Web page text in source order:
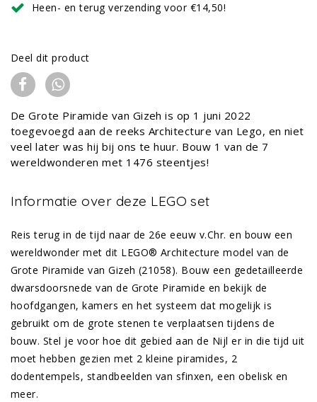
Heen- en terug verzending voor €14,50!
Deel dit product
De Grote Piramide van Gizeh is op 1 juni 2022
toegevoegd aan de reeks Architecture van Lego, en niet
veel later was hij bij ons te huur. Bouw 1 van de 7
wereldwonderen met 1476 steentjes!
Informatie over deze LEGO set
Reis terug in de tijd naar de 26e eeuw v.Chr. en bouw een
wereldwonder met dit LEGO® Architecture model van de
Grote Piramide van Gizeh (21058). Bouw een gedetailleerde
dwarsdoorsnede van de Grote Piramide en bekijk de
hoofdgangen, kamers en het systeem dat mogelijk is
gebruikt om de grote stenen te verplaatsen tijdens de
bouw. Stel je voor hoe dit gebied aan de Nijl er in die tijd uit
moet hebben gezien met 2 kleine piramides, 2
dodentempels, standbeelden van sfinxen, een obelisk en
meer.